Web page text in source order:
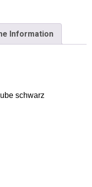
Information
schwarz